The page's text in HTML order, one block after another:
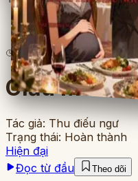
5 lượt đọc· 10chương
Giấu Mình
Tác giả: Thu điếu ngư
Trạng thái: Hoàn thành
Hiện đại
Đọc từ đầu
Theo dõi